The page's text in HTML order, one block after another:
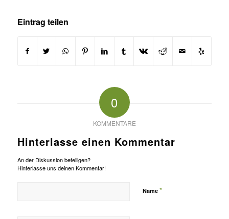
Eintrag teilen
0
KOMMENTARE
Hinterlasse einen Kommentar
An der Diskussion beteiligen?
Hinterlasse uns deinen Kommentar!
Name *